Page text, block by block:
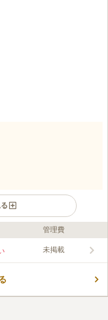
の方に親しまれてきた墓地
象です。 便利な場所であ
管理費
未掲載